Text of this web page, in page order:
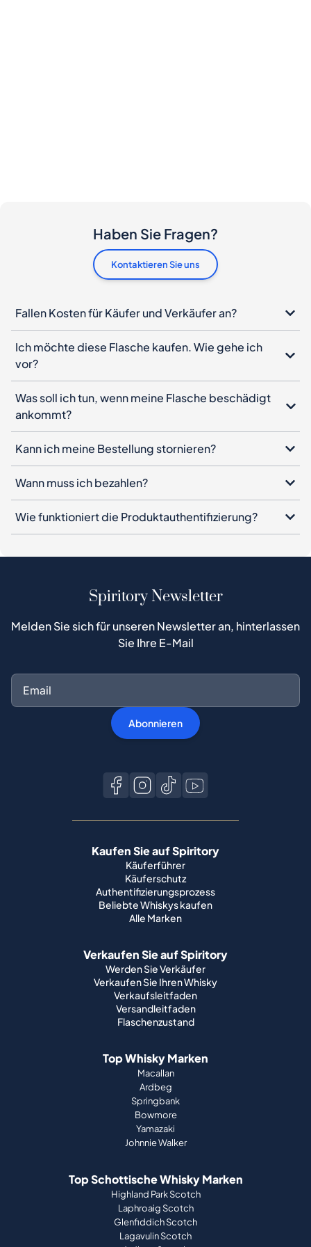
Haben Sie Fragen?
Kontaktieren Sie uns
Fallen Kosten für Käufer und Verkäufer an?
Ich möchte diese Flasche kaufen. Wie gehe ich
vor?
Was soll ich tun, wenn meine Flasche beschädigt
ankommt?
Kann ich meine Bestellung stornieren?
Wann muss ich bezahlen?
Wie funktioniert die Produktauthentifizierung?
Spiritory Newsletter
Melden Sie sich für unseren Newsletter an, hinterlassen
Sie Ihre E-Mail
Abonnieren
Kaufen Sie auf Spiritory
Käuferführer
Käuferschutz
Authentifizierungsprozess
Beliebte Whiskys kaufen
Alle Marken
Verkaufen Sie auf Spiritory
Werden Sie Verkäufer
Verkaufen Sie Ihren Whisky
Verkaufsleitfaden
Versandleitfaden
Flaschenzustand
Top Whisky Marken
Macallan
Ardbeg
Springbank
Bowmore
Yamazaki
Johnnie Walker
Top Schottische Whisky Marken
Highland Park Scotch
Laphroaig Scotch
Glenfiddich Scotch
Lagavulin Scotch